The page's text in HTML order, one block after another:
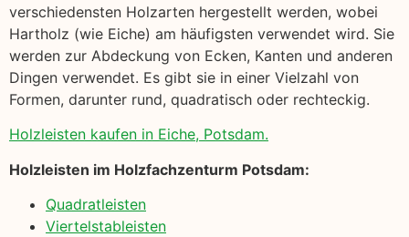
verschiedensten Holzarten hergestellt werden, wobei
Hartholz (wie Eiche) am häufigsten verwendet wird. Sie
werden zur Abdeckung von Ecken, Kanten und anderen
Dingen verwendet. Es gibt sie in einer Vielzahl von
Formen, darunter rund, quadratisch oder rechteckig.
Holzleisten kaufen in Eiche, Potsdam.
Holzleisten im Holzfachzenturm Potsdam:
Quadratleisten
Viertelstableisten